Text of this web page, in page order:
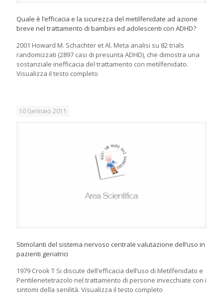
Quale è l’efficacia e la sicurezza del metilfenidate ad azione
breve nel trattamento di bambini ed adolescenti con ADHD?
2001 Howard M. Schachter et Al. Meta analisi su 82 trials
randomizzati (2897 casi di presunta ADHD), che dimostra una
sostanziale inefficacia del trattamento con metilfenidato.
Visualizza il testo completo
10 Gennaio 2011
Stimolanti del sistema nervoso centrale valutazione dell’uso in
pazienti geriatrici
1979 Crook T Si discute dell’efficacia dell’uso di Metilfenidato e
Pentilenetetrazolo nel trattamento di persone invecchiate con i
sintomi della senilità. Visualizza il testo completo